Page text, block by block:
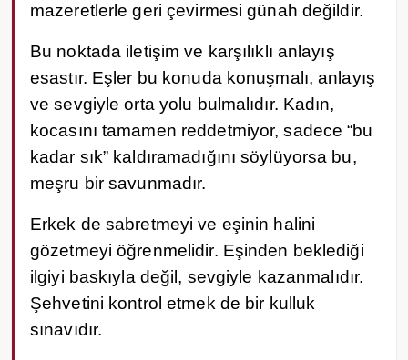
mazeretlerle geri çevirmesi günah değildir.
Bu noktada iletişim ve karşılıklı anlayış
esastır. Eşler bu konuda konuşmalı, anlayış
ve sevgiyle orta yolu bulmalıdır. Kadın,
kocasını tamamen reddetmiyor, sadece “bu
kadar sık” kaldıramadığını söylüyorsa bu,
meşru bir savunmadır.
Erkek de sabretmeyi ve eşinin halini
gözetmeyi öğrenmelidir. Eşinden beklediği
ilgiyi baskıyla değil, sevgiyle kazanmalıdır.
Şehvetini kontrol etmek de bir kulluk
sınavıdır.